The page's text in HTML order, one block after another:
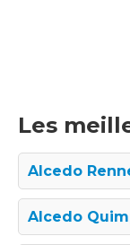
Les
Alcedo
Alcedo